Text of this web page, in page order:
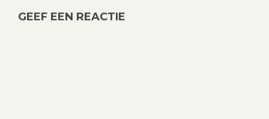
C
GEEF EEN REACTIE